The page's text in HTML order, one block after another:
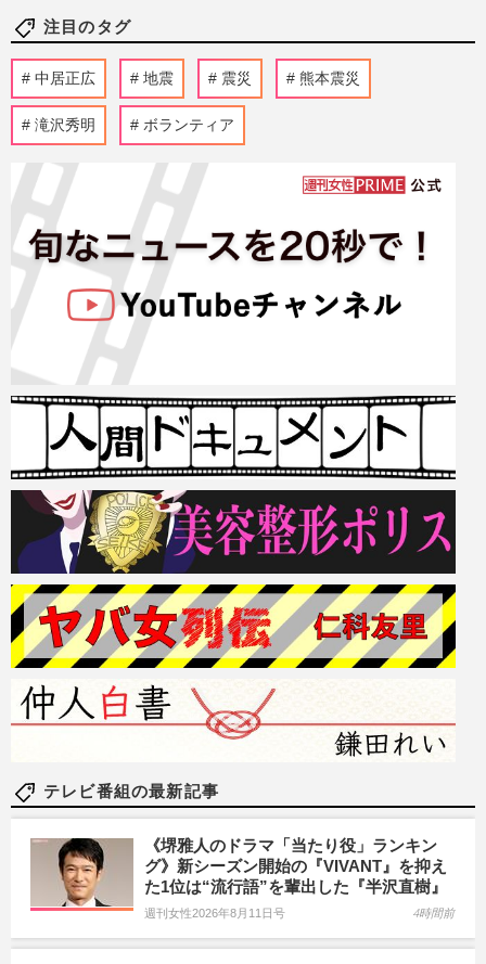
注目のタグ
中居正広 地震 震災 熊本震災
滝沢秀明 ボランティア
テレビ番組の最新記事
《堺雅人のドラマ「当たり役」ランキン
グ》新シーズン開始の『VIVANT』を抑え
た1位は“流行語”を輩出した『半沢直樹』
週刊女性2026年8月11日号 4時間前